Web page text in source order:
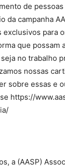
de
da campanha
exclusivos para
que possam
no trabalho
nossas
sobre essas e
https://
a (AASP)